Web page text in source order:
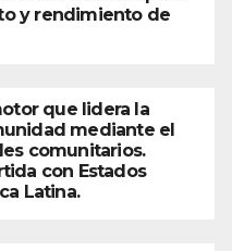
y rendimiento de
que lidera la
mediante el
comunitarios.
con Estados
Latina.